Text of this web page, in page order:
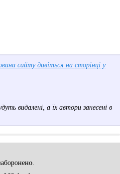
сайту дивіться на сторінці у
видалені, а їх автори занесені в